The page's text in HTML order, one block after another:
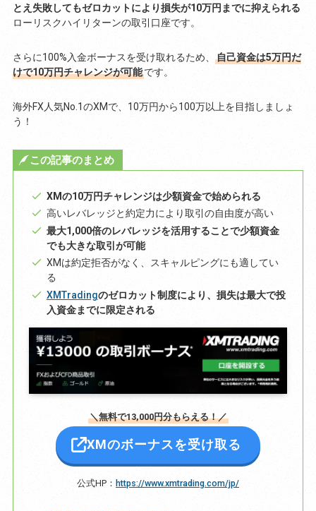
とえ失敗してもゼロカットにより損失が10万円までに抑えられる
ローリスクハイリターンの取引口座です。
さらに100%入金ボーナスを受け取れるため、
自己資金は5万円だ
けで10万円チャレンジが可能です。
海外FX人気No.1のXMで、10万円から100万以上を目指しましょ
う！
この記事のまとめ
XMの10万円チャレンジは少額資金で始められる
高いレバレッジと約定力により取引の自由度が高い
最大1,000倍のレバレッジを活用することで少額資金
でも大きな取引が可能
XMは約定拒否がなく、スキャルピングにも適してい
る
XMTradingのゼロカット制度により、損失は最大で投
入資金までに限定される
＼無料で13,000円分もらえる！／
XMのボーナスを受け取る
公式HP： https://www.xmtrading.com/jp/